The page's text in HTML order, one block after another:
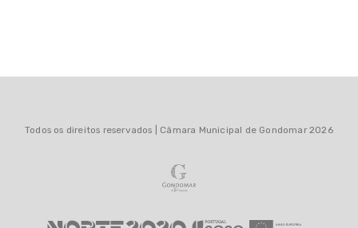
Contactos
Todos os direitos reservados | Câmara Municipal de Gondomar 2026